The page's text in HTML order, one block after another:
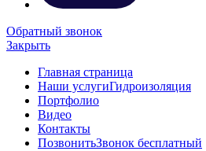
Обратный звонок
Закрыть
Главная страница
Наши услугиГидроизоляция
Портфолио
Видео
Контакты
ПозвонитьЗвонок бесплатный